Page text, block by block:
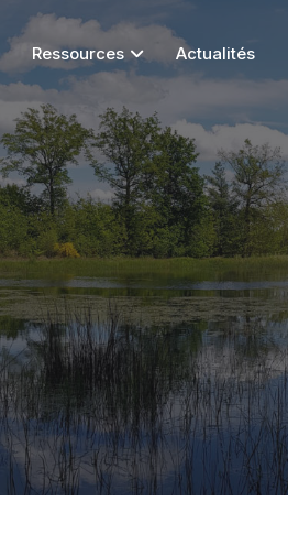
Ressources Actualités